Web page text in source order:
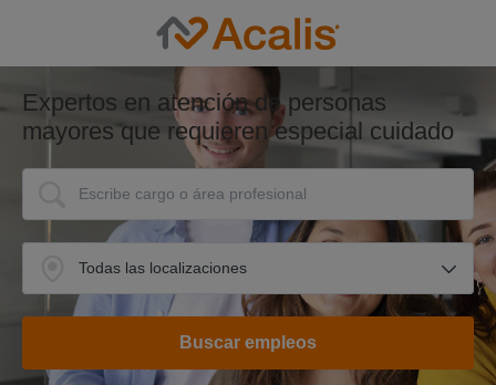
Expertos en atención de personas
mayores que requieren especial cuidado